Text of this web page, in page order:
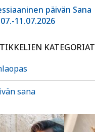
päivän Sana
11.07.2026
KATEGORIAT
sana